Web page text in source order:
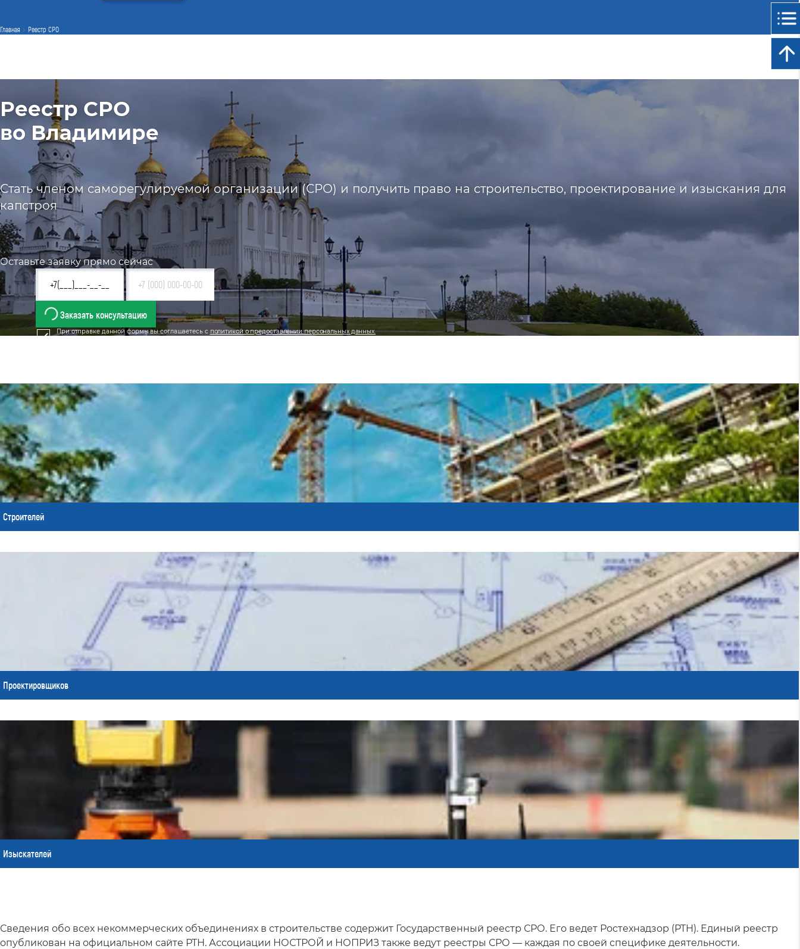
Главная Реестр СРО
Реестр СРО
во Владимире
Стать членом саморегулируемой организации (СРО) и получить право на строительство, проектирование и изыскания для
капстроя
Оставьте заявку прямо сейчас
Заказать консультацию
При отправке данной формы вы соглашаетесь с политикой о предоставлении персональных данных.
Строителей
Проектировщиков
Изыскателей
Сведения обо всех некоммерческих объединениях в строительстве содержит Государственный реестр СРО. Его ведет Ростехнадзор (РТН). Единый реестр
опубликован на официальном сайте РТН. Ассоциации НОСТРОЙ и НОПРИЗ также ведут реестры СРО — каждая по своей специфике деятельности.